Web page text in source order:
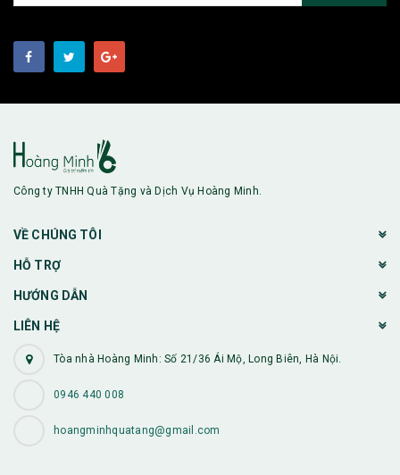
Công ty TNHH Quà Tặng và Dịch Vụ Hoàng Minh.
VỀ CHÚNG TÔI
HỖ TRỢ
HƯỚNG DẪN
LIÊN HỆ
Tòa nhà Hoàng Minh: Số 21/36 Ái Mộ, Long Biên, Hà Nội.
0946 440 008
hoangminhquatang@gmail.com